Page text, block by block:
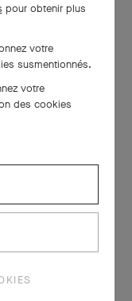
pour obtenir plus
votre
susmentionnés.
votre
des cookies